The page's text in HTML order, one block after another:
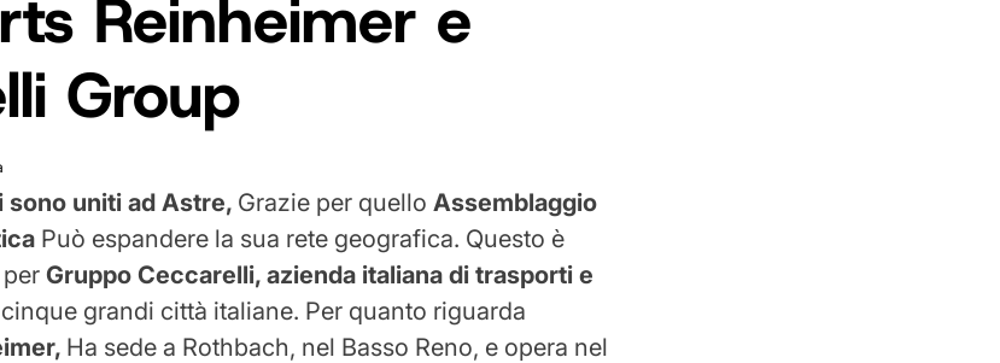
Reinheimer e
Group
sono uniti ad Astre, Grazie per quelloAssemblaggio
Può espandere la sua rete geografica. Questo è
perGruppo Ceccarelli, azienda italiana di trasporti e
grandi città italiane. Per quanto riguarda
Ha sede a Rothbach, nel Basso Reno, e opera nel